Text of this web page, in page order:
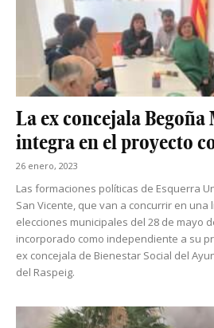
La ex concejala
integra en el proyecto
26 enero, 2023
Las formaciones políticas de Esquerra
San Vicente, que van a concurrir en una
elecciones municipales del 28 de mayo
incorporado como independiente a su
ex concejala de Bienestar Social del
del Raspeig.